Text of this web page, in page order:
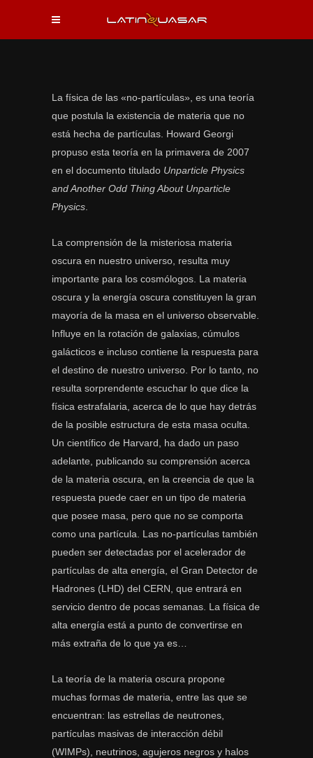
La física de las «no-partículas», es una teoría
que postula la existencia de materia que no
está hecha de partículas. Howard Georgi
propuso esta teoría en la primavera de 2007
en el documento titulado Unparticle Physics
and Another Odd Thing About Unparticle
Physics
La comprensión de la misteriosa materia
oscura en nuestro universo, resulta muy
importante para los cosmólogos. La materia
oscura y la energía oscura constituyen la gran
mayoría de la masa en el universo observable.
Influye en la rotación de galaxias, cúmulos
galácticos e incluso contiene la respuesta para
el destino de nuestro universo. Por lo tanto, no
resulta sorprendente escuchar lo que dice la
física estrafalaria, acerca de lo que hay detrás
de la posible estructura de esta masa oculta.
Un científico de Harvard, ha dado un paso
adelante, publicando su comprensión acerca
de la materia oscura, en la creencia de que la
respuesta puede caer en un tipo de materia
que posee masa, pero que no se comporta
como una partícula. Las no-partículas también
pueden ser detectadas por el acelerador de
partículas de alta energía, el Gran Detector de
Hadrones (LHD) del CERN, que entrará en
servicio dentro de pocas semanas. La física de
alta energía está a punto de convertirse en
más extraña de lo que ya es…
La teoría de la materia oscura propone
muchas formas de materia, entre las que se
encuentran: las estrellas de neutrones,
partículas masivas de interacción débil
(WIMPs), neutrinos, agujeros negros y halos